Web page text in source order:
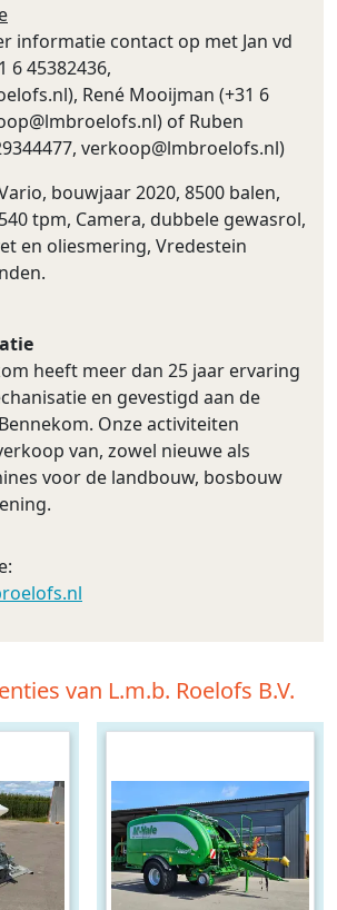
informatie contact op met Jan vd
6 45382436,
), René Mooijman (+31 6
) of Ruben
verkoop@lmbroelofs.nl)
bouwjaar 2020, 8500 balen,
tpm, Camera, dubbele gewasrol,
en oliesmering, Vredestein
heeft meer dan 25 jaar ervaring
en gevestigd aan de
Onze activiteiten
van, zowel nieuwe als
voor de landbouw, bosbouw
van L.m.b. Roelofs B.V.